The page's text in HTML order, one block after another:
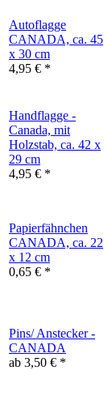
Autoflagge
CANADA, ca. 45
x 30 cm
4,95 € *
Handflagge -
Canada, mit
Holzstab, ca. 42 x
29 cm
4,95 € *
Papierfähnchen
CANADA, ca. 22
x 12 cm
0,65 € *
Pins/ Anstecker -
CANADA
ab 3,50 € *